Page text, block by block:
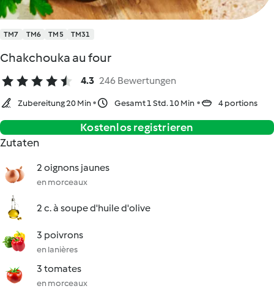
TM7 TM6 TM5 TM31
Chakchouka au four
4.3 246 Bewertungen
Zubereitung 20 Min Gesamt 1 Std. 10 Min 4 portions
Kostenlos registrieren
Zutaten
2 oignons jaunes
en morceaux
2 c. à soupe d'huile d'olive
3 poivrons
en lanières
3 tomates
en morceaux